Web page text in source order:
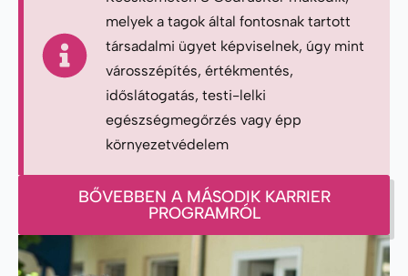
melyek a tagok által fontosnak tartott
társadalmi ügyet képviselnek, úgy mint
városszépítés, értékmentés,
időslátogatás, testi-lelki
egészségmegőrzés vagy épp
környezetvédelem
BŐVEBBEN A MÁSODIK KARRIER
PROGRAMRÓL